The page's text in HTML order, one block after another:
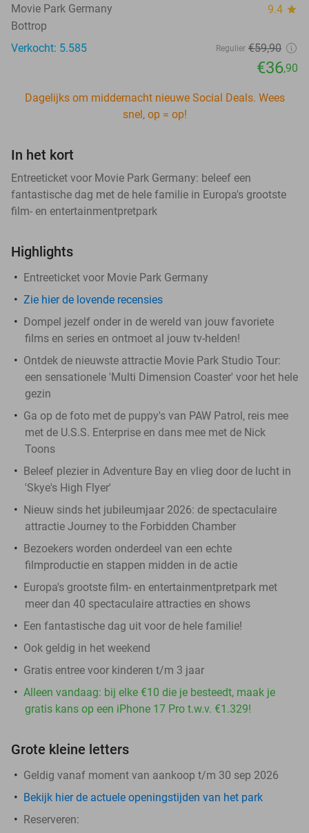
Movie Park Germany 9.4 star
Bottrop
Verkocht: 5.585
Regulier €59,90
€36,90
Dagelijks om middernacht nieuwe Social Deals. Wees
snel, op = op!
In het kort
Entreeticket voor Movie Park Germany: beleef een
fantastische dag met de hele familie in Europa's grootste
film- en entertainmentpretpark
Highlights
Entreeticket voor Movie Park Germany
Zie hier de lovende recensies
Dompel jezelf onder in de wereld van jouw favoriete
films en series en ontmoet al jouw tv-helden!
Ontdek de nieuwste attractie Movie Park Studio Tour:
een sensationele 'Multi Dimension Coaster' voor het hele
gezin
Ga op de foto met de puppy's van PAW Patrol, reis mee
met de U.S.S. Enterprise en dans mee met de Nick
Toons
Beleef plezier in Adventure Bay en vlieg door de lucht in
'Skye's High Flyer'
Nieuw sinds het jubileumjaar 2026: de spectaculaire
attractie Journey to the Forbidden Chamber
Bezoekers worden onderdeel van een echte
filmproductie en stappen midden in de actie
Europa's grootste film- en entertainmentpretpark met
meer dan 40 spectaculaire attracties en shows
Een fantastische dag uit voor de hele familie!
Ook geldig in het weekend
Gratis entree voor kinderen t/m 3 jaar
Alleen vandaag: bij elke €10 die je besteedt, maak je
gratis kans op een iPhone 17 Pro t.w.v. €1.329!
Grote kleine letters
Geldig vanaf moment van aankoop t/m 30 sep 2026
Bekijk hier de actuele openingstijden van het park
Reserveren: